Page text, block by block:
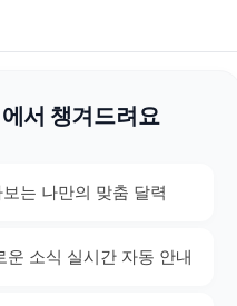
서 챙겨드려요
는 나만의 맞춤 달력
운 소식 실시간 자동 안내